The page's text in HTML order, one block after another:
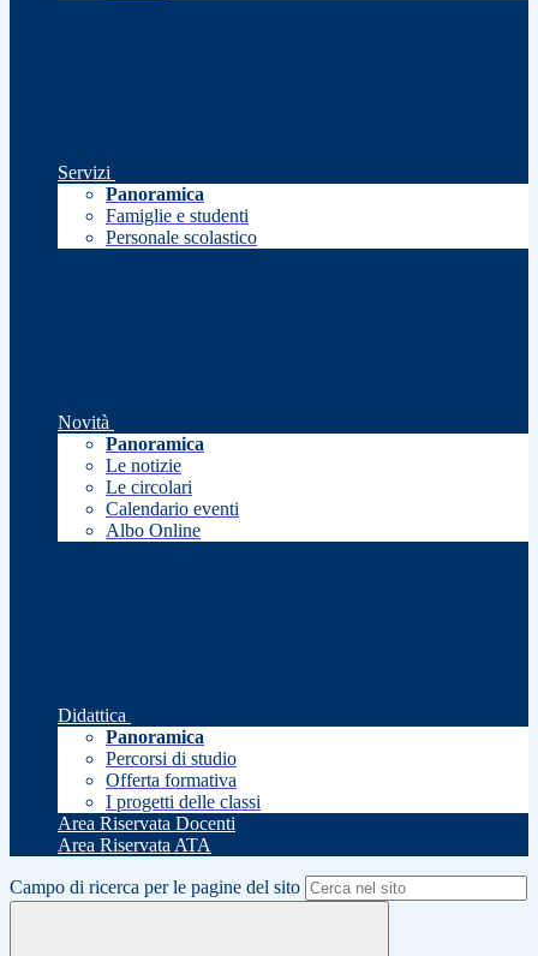
Servizi
Panoramica
Famiglie e studenti
Personale scolastico
Novità
Panoramica
Le notizie
Le circolari
Calendario eventi
Albo Online
Didattica
Panoramica
Percorsi di studio
Offerta formativa
I progetti delle classi
Area Riservata Docenti
Area Riservata ATA
Campo di ricerca per le pagine del sito